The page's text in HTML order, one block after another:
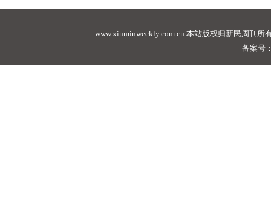
www.xinminweekly.com.cn 本站版权归新民周刊所
备案号